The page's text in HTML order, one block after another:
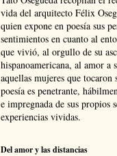
vida del arquitecto Félix
quien expone en poesía sus
sentimientos en cuanto al
que vivió, al orgullo de su
hispanoamericana, al amor a
aquellas mujeres que tocaron
poesía es penetrante,
e impregnada de sus propios
experiencias vividas.
Del amor y las distancias